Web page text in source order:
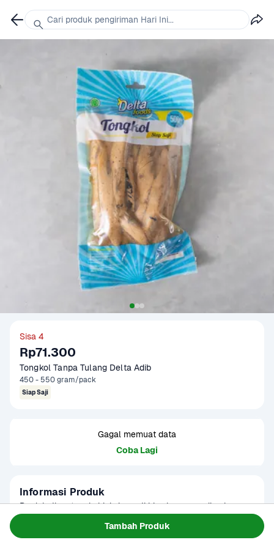
Tambah Produk
Sisa 4
Rp71.300
Tongkol Tanpa Tulang Delta Adib
450 - 550 gram/pack
Siap Saji
Gagal memuat data
Coba Lagi
Informasi Produk
Produk  Ikan tongkol ini siap saji bisa langsung dimakan
Ikan Tongkol termasuk kedalam keluarga ikan tuna kecil
Cari produk pengiriman Hari Ini...